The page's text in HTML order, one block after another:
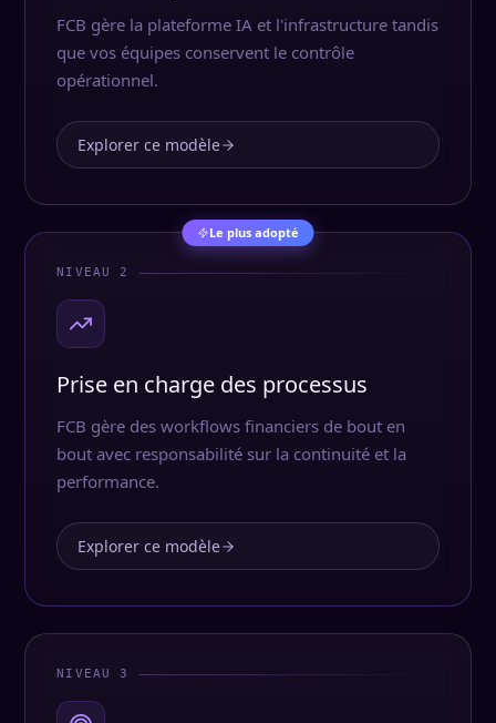
FCB gère la plateforme IA et l'infrastructure tandis
que vos équipes conservent le contrôle
opérationnel.
Explorer ce modèle
Le plus adopté
NIVEAU 2
Prise en charge des processus
FCB gère des workflows financiers de bout en
bout avec responsabilité sur la continuité et la
performance.
Explorer ce modèle
NIVEAU 3